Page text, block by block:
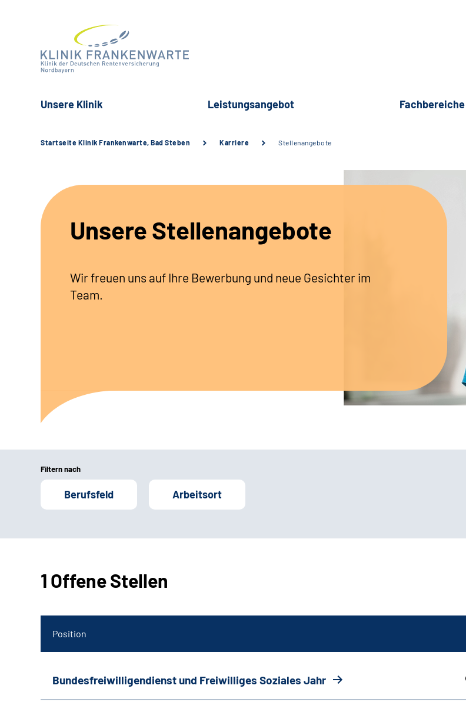
Unsere Klinik Leistungsangebot Fachbereiche
Startseite Klinik Frankenwarte, Bad Steben Karriere Stellenangebote
Unsere Stellenangebote
Wir freuen uns auf Ihre Bewerbung und neue Gesichter im
Team.
Filtern nach
Berufsfeld Arbeitsort
1 Offene Stellen
Position
Bundesfreiwilligendienst und Freiwilliges Soziales Jahr